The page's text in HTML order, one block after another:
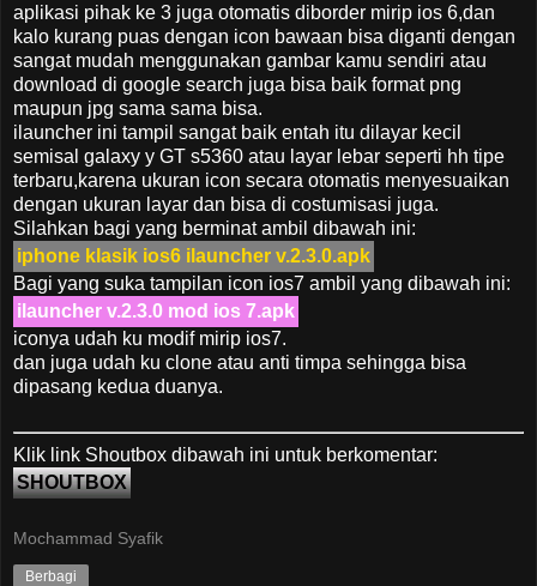
aplikasi pihak ke 3 juga otomatis diborder mirip ios 6,dan
kalo kurang puas dengan icon bawaan bisa diganti dengan
sangat mudah menggunakan gambar kamu sendiri atau
download di google search juga bisa baik format png
maupun jpg sama sama bisa.
ilauncher ini tampil sangat baik entah itu dilayar kecil
semisal galaxy y GT s5360 atau layar lebar seperti hh tipe
terbaru,karena ukuran icon secara otomatis menyesuaikan
dengan ukuran layar dan bisa di costumisasi juga.
Silahkan bagi yang berminat ambil dibawah ini:
iphone klasik ios6 ilauncher v.2.3.0.apk
Bagi yang suka tampilan icon ios7 ambil yang dibawah ini:
ilauncher v.2.3.0 mod ios 7.apk
iconya udah ku modif mirip ios7.
dan juga udah ku clone atau anti timpa sehingga bisa
dipasang kedua duanya.
Klik link Shoutbox dibawah ini untuk berkomentar:
SHOUTBOX
Mochammad Syafik
Berbagi